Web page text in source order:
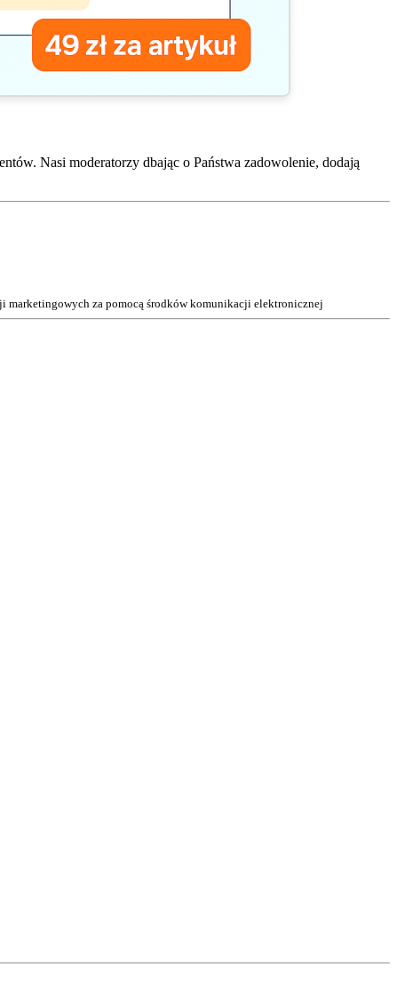
Nasi moderatorzy dbając o Państwa zadowolenie, dodają
marketingowych za pomocą środków komunikacji elektronicznej